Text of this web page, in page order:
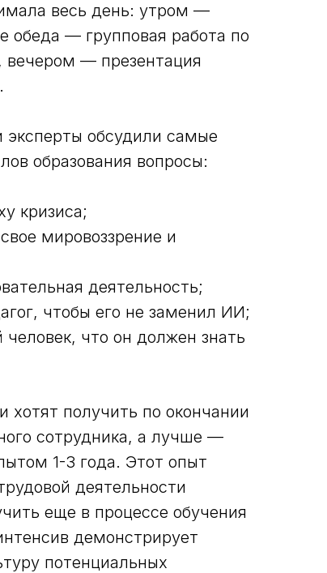
весь день: утром —
обеда — групповая работа по
— презентация
эксперты обсудили самые
образования вопросы:
кризиса;
мировоззрение и
деятельность;
чтобы его не заменил ИИ;
что он должен знать
хотят получить по окончании
сотрудника, а лучше —
1-3 года. Этот опыт
деятельности
еще в процессе обучения
демонстрирует
потенциальных